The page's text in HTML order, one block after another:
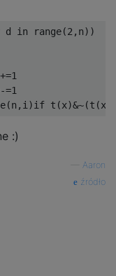
d in range(2 , n))
+=1
-=1
(n , i )if t (x)&~(t (x
:)
Aaron
źródło